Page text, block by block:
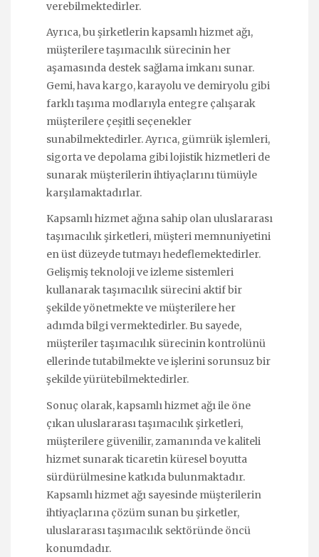
verebilmektedirler.
Ayrıca, bu şirketlerin kapsamlı hizmet ağı,
müşterilere taşımacılık sürecinin her
aşamasında destek sağlama imkanı sunar.
Gemi, hava kargo, karayolu ve demiryolu gibi
farklı taşıma modlarıyla entegre çalışarak
müşterilere çeşitli seçenekler
sunabilmektedirler. Ayrıca, gümrük işlemleri,
sigorta ve depolama gibi lojistik hizmetleri de
sunarak müşterilerin ihtiyaçlarını tümüyle
karşılamaktadırlar.
Kapsamlı hizmet ağına sahip olan uluslararası
taşımacılık şirketleri, müşteri memnuniyetini
en üst düzeyde tutmayı hedeflemektedirler.
Gelişmiş teknoloji ve izleme sistemleri
kullanarak taşımacılık sürecini aktif bir
şekilde yönetmekte ve müşterilere her
adımda bilgi vermektedirler. Bu sayede,
müşteriler taşımacılık sürecinin kontrolünü
ellerinde tutabilmekte ve işlerini sorunsuz bir
şekilde yürütebilmektedirler.
Sonuç olarak, kapsamlı hizmet ağı ile öne
çıkan uluslararası taşımacılık şirketleri,
müşterilere güvenilir, zamanında ve kaliteli
hizmet sunarak ticaretin küresel boyutta
sürdürülmesine katkıda bulunmaktadır.
Kapsamlı hizmet ağı sayesinde müşterilerin
ihtiyaçlarına çözüm sunan bu şirketler,
uluslararası taşımacılık sektöründe öncü
konumdadır.